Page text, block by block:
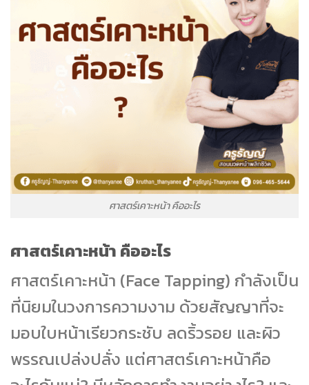
ศาสตร์เคาะหน้า คืออะไร
ศาสตร์เคาะหน้า คืออะไร
ศาสตร์เคาะหน้า (Face Tapping) กำลังเป็น
ที่นิยมในวงการความงาม ด้วยสัญญาที่จะ
มอบใบหน้าเรียวกระชับ ลดริ้วรอย และผิว
พรรณเปล่งปลั่ง แต่ศาสตร์เคาะหน้าคือ